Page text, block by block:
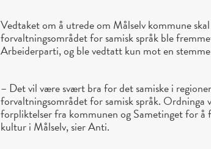
Vedtaket om å utrede om Målselv kommune
forvaltningsområdet for samisk språk ble
Arbeiderparti, og ble vedtatt kun mot en
– Det vil være svært bra for det samiske i
forvaltningsområdet for samisk språk. Ordninga
forpliktelser fra kommunen og Sametinget for å
kultur i Målselv, sier Anti.